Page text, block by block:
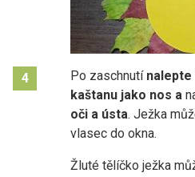
4 Po zaschnutí nalepte
kaštanu jako nos a
oči a ústa. Ježka
vlasec do okna.
Žluté tělíčko ježka